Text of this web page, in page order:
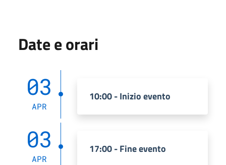
Date e orari
03
APR
10:00 - Inizio evento
03
APR
17:00 - Fine evento